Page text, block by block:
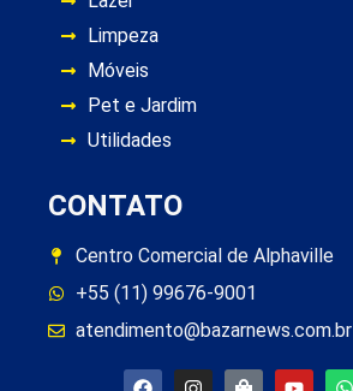
Limpeza
Móveis
Pet e Jardim
Utilidades
CONTATO
Centro Comercial de Alphaville
+55 (11) 99676-9001
atendimento@bazarnews.com.br